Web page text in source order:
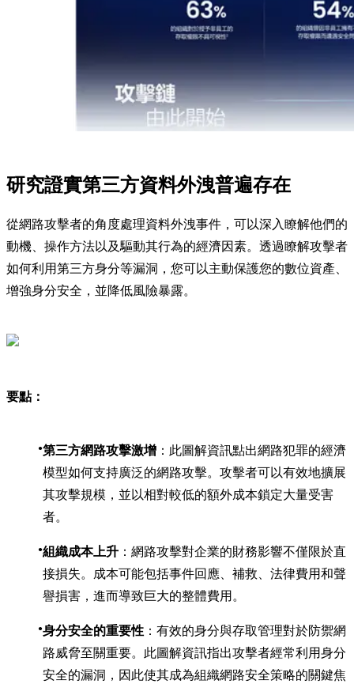
研究證實第三方資料外洩普遍存在
從網路攻擊者的角度處理資料外洩事件，可以深入瞭解他們的
動機、操作方法以及驅動其行為的經濟因素。透過瞭解攻擊者
如何利用第三方身分等漏洞，您可以主動保護您的數位資產、
增強身分安全，並降低風險暴露。
要點：
第三方網路攻擊激增 ：此圖解資訊點出網路犯罪的經濟
模型如何支持廣泛的網路攻擊。攻擊者可以有效地擴展
其攻擊規模，並以相對較低的額外成本鎖定大量受害
者。
組織成本上升 ：網路攻擊對企業的財務影響不僅限於直
接損失。成本可能包括事件回應、補救、法律費用和聲
譽損害，進而導致巨大的整體費用。
身分安全的重要性 ：有效的身分與存取管理對於防禦網
路威脅至關重要。此圖解資訊指出攻擊者經常利用身分
安全的漏洞，因此使其成為組織網路安全策略的關鍵焦